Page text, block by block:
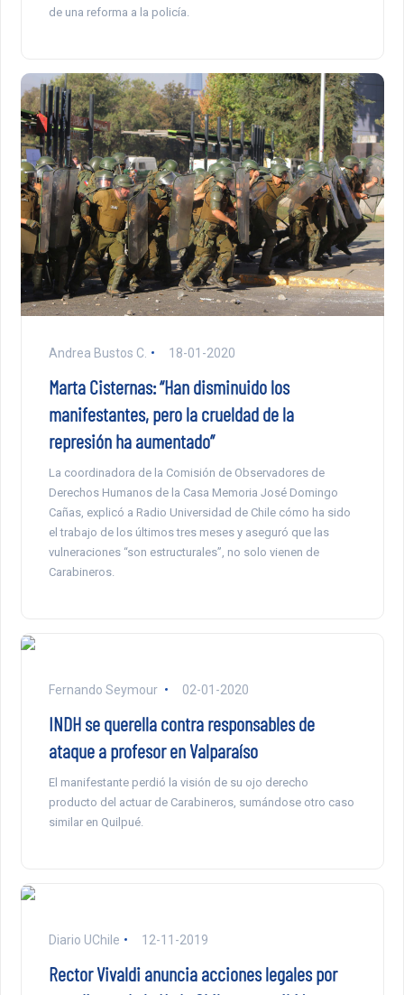
de una reforma a la policía.
Andrea Bustos C. 18-01-2020
Marta Cisternas: “Han disminuido los
manifestantes, pero la crueldad de la
represión ha aumentado”
La coordinadora de la Comisión de Observadores de
Derechos Humanos de la Casa Memoria José Domingo
Cañas, explicó a Radio Universidad de Chile cómo ha sido
el trabajo de los últimos tres meses y aseguró que las
vulneraciones “son estructurales”, no solo vienen de
Carabineros.
Fernando Seymour 02-01-2020
INDH se querella contra responsables de
ataque a profesor en Valparaíso
El manifestante perdió la visión de su ojo derecho
producto del actuar de Carabineros, sumándose otro caso
similar en Quilpué.
Diario UChile 12-11-2019
Rector Vivaldi anuncia acciones legales por